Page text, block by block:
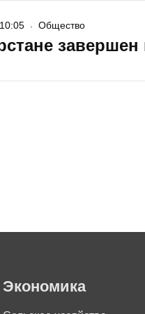
Общество
Экономика